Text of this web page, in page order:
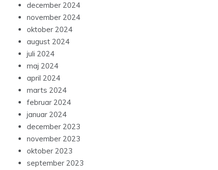
december 2024
november 2024
oktober 2024
august 2024
juli 2024
maj 2024
april 2024
marts 2024
februar 2024
januar 2024
december 2023
november 2023
oktober 2023
september 2023